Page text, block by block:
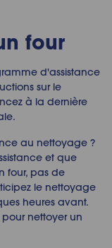
four
d'assistance
sur le
à la dernière
au nettoyage ?
et que
four, pas de
le nettoyage
heures avant.
nettoyer un